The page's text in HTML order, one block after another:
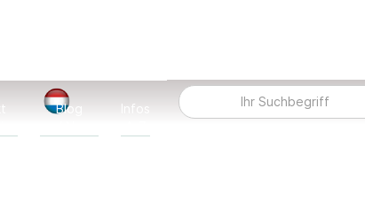
Blog
Infos